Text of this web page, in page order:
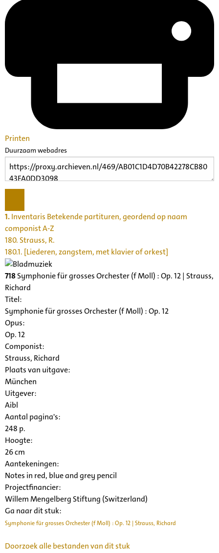
Printen
Duurzaam webadres
1.Inventaris Betekende partituren, geordend op naam
componist A-Z
180. Strauss, R.
180.1. [Liederen, zangstem, met klavier of orkest]
718Symphonie für grosses Orchester (f Moll) : Op. 12 | Strauss,
Richard
Titel:
Symphonie für grosses Orchester (f Moll) : Op. 12
Opus:
Op. 12
Componist:
Strauss, Richard
Plaats van uitgave:
München
Uitgever:
Aibl
Aantal pagina's:
248 p.
Hoogte:
26 cm
Aantekeningen:
Notes in red, blue and grey pencil
Projectfinancier:
Willem Mengelberg Stiftung (Switzerland)
Ga naar dit stuk:
Symphonie für grosses Orchester (f Moll) : Op. 12 | Strauss, Richard
Doorzoek alle bestanden van dit stuk